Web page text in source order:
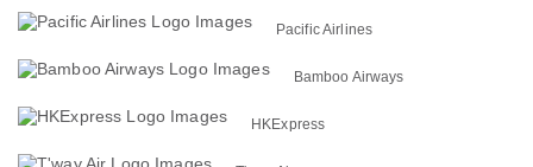
Pacific Airlines
Bamboo Airways
HKExpress